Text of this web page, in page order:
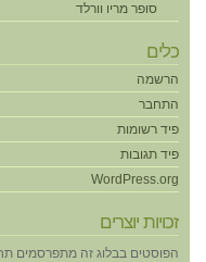
סופר מריו וורלד
כלים
הרשמה
התחבר
פיד רשומות
פיד תגובות
WordPress.org
זכויות יוצרים
הפוסטים בבלוג זה מתפרסמים